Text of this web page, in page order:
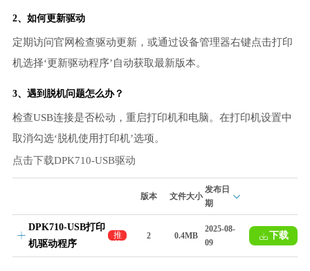
2、如何更新驱动
定期访问官网检查驱动更新，或通过设备管理器右键点击打印
机选择‘更新驱动程序’自动获取最新版本。
3、遇到脱机问题怎么办？
检查USB连接是否松动，重启打印机和电脑。在打印机设置中
取消勾选‘脱机使用打印机’选项。
点击下载DPK710-USB驱动
版本 文件大小
发布日
期
DPK710-USB打印
机驱动程序
推
2 0.4MB
2025-08-
09
下载